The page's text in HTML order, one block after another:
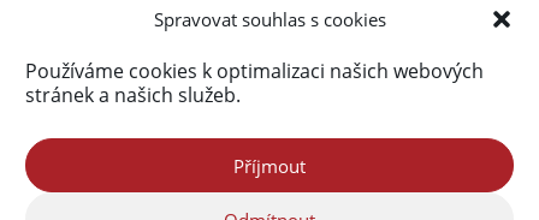
Spravovat souhlas s cookies
Používáme cookies k optimalizaci našich webových
stránek a našich služeb.
Příjmout
290 126 spamů